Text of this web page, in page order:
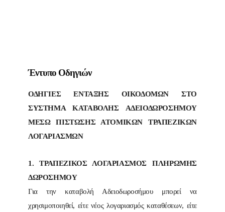
Έντυπο Οδηγιών
ΟΔΗΓΙΕΣ ΕΝΤΑΞΗΣ ΟΙΚΟΔΟΜΩΝ ΣΤΟ
ΣΥΣΤΗΜΑ ΚΑΤΑΒΟΛΗΣ ΑΔΕΙΟΔΩΡΟΣΗΜΟΥ
ΜΕΣΩ ΠΙΣΤΩΣΗΣ ΑΤΟΜΙΚΩΝ ΤΡΑΠΕΖΙΚΩΝ
ΛΟΓΑΡΙΑΣΜΩΝ
1. ΤΡΑΠΕΖΙΚΟΣ ΛΟΓΑΡΙΑΣΜΟΣ ΠΛΗΡΩΜΗΣ
ΔΩΡΟΣΗΜΟΥ
Για την καταβολή Αδειοδωροσήμου μπορεί να
χρησιμοποιηθεί, είτε νέος λογαριασμός καταθέσεων, είτε